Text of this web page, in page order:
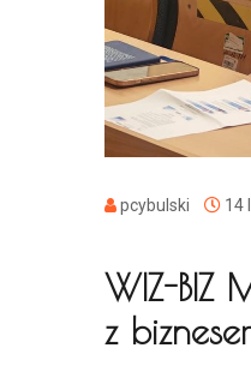
pcybulski 14
WIZ-BIZ
z